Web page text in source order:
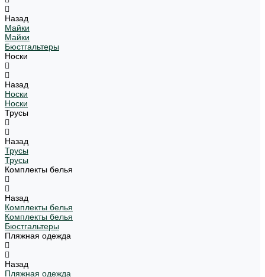
Назад
Майки
Майки
Бюстгальтеры
Носки
Назад
Носки
Носки
Трусы
Назад
Трусы
Трусы
Комплекты белья
Назад
Комплекты белья
Комплекты белья
Бюстгальтеры
Пляжная одежда
Назад
Пляжная одежда